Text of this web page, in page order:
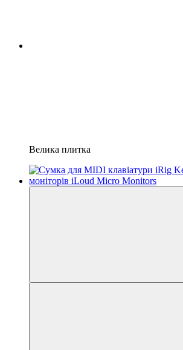
Велика плитка